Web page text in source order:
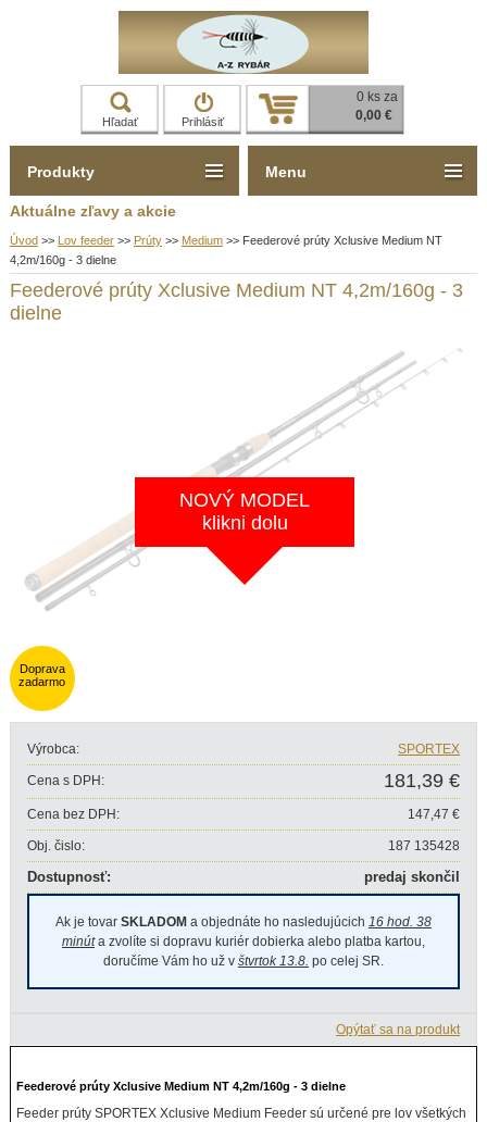
Hľadať Prihlásiť
0 ks za
0,00 €
Aktuálne zľavy a akcie
Úvod >> Lov feeder >> Prúty >> Medium >> Feederové prúty Xclusive Medium NT
4,2m/160g - 3 dielne
Feederové prúty Xclusive Medium NT 4,2m/160g - 3
dielne
NOVÝ MODEL
klikni dolu
Doprava
zadarmo
Výrobca: SPORTEX
Cena s DPH: 181,39 €
Cena bez DPH: 147,47 €
Obj. čislo: 187 135428
Dostupnosť: predaj skončil
Ak je tovar SKLADOM a objednáte ho nasledujúcich 16 hod. 38
minúta zvolíte si dopravu kuriér dobierka alebo platba kartou,
doručíme Vám ho už v štvrtok 13.8. po celej SR.
Opýtať sa na produkt
Feederové prúty Xclusive Medium NT 4,2m/160g - 3 dielne
Feeder prúty SPORTEX Xclusive Medium Feeder sú určené pre lov všetkých
Produkty Menu